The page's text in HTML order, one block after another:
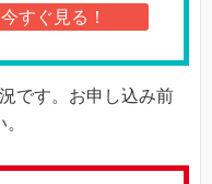
今すぐ見る！
です。お申し込み前